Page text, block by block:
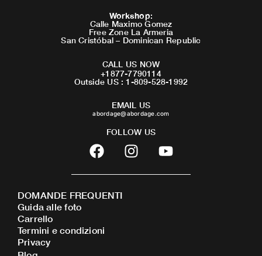
Workshop:
Calle Maximo Gomez
Free Zone La Armeria
San Cristóbal – Dominican Republic
CALL US NOW
+1877-7790114
Outside US : 1-809-528-1992
EMAIL US
abordage@abordage.com
FOLLOW US
F
a
c
b
o
I
n
s
Y
o
u
DOMANDE FREQUENTI
Guida alle foto
Carrello
Termini e condizioni
Privacy